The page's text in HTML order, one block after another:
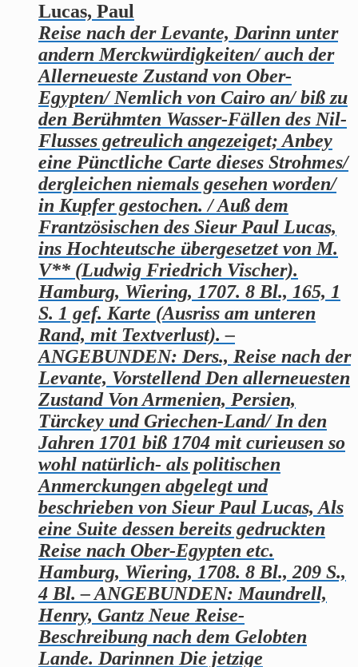
Lucas, Paul
Reise nach der Levante, Darinn unter
andern Merckwürdigkeiten/ auch der
Allerneueste Zustand von Ober-
Egypten/ Nemlich von Cairo an/ biß zu
den Berühmten Wasser-Fällen des Nil-
Flusses getreulich angezeiget; Anbey
eine Pünctliche Carte dieses Strohmes/
dergleichen niemals gesehen worden/
in Kupfer gestochen. / Auß dem
Frantzösischen des Sieur Paul Lucas,
ins Hochteutsche übergesetzet von M.
V** (Ludwig Friedrich Vischer).
Hamburg, Wiering, 1707. 8 Bl., 165, 1
S. 1 gef. Karte (Ausriss am unteren
Rand, mit Textverlust). –
ANGEBUNDEN: Ders., Reise nach der
Levante, Vorstellend Den allerneuesten
Zustand Von Armenien, Persien,
Türckey und Griechen-Land/ In den
Jahren 1701 biß 1704 mit curieusen so
wohl natürlich- als politischen
Anmerckungen abgelegt und
beschrieben von Sieur Paul Lucas, Als
eine Suite dessen bereits gedruckten
Reise nach Ober-Egypten etc.
Hamburg, Wiering, 1708. 8 Bl., 209 S.,
4 Bl. – ANGEBUNDEN: Maundrell,
Henry, Gantz Neue Reise-
Beschreibung nach dem Gelobten
Lande. Darinnen Die jetzige